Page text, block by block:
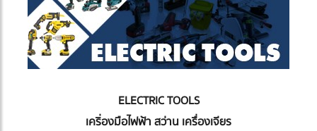
ELECTRIC TOOLS
เคริ่องมือไฟฟ้า สว่าน เครื่องเจียร